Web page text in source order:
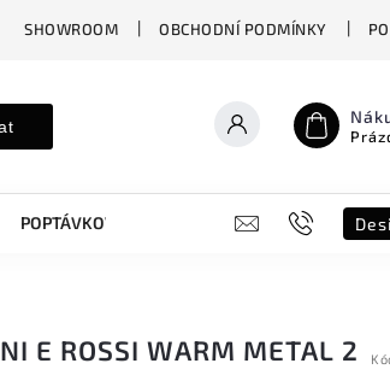
SHOWROOM OBCHODNÍ PODMÍNKY
POPTÁVKOVÝ FORMULÁŘ B2B
E ROSSI WARM METAL 2